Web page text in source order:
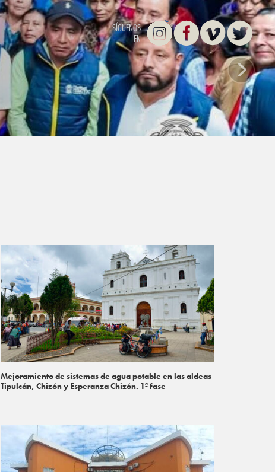
SÍGUENOS
EN
InstagramFacebookVimeoTwitter
Mejoramiento de sistemas de agua potable en las aldeas
Tipulcán, Chizón y Esperanza Chizón. 1ª fase